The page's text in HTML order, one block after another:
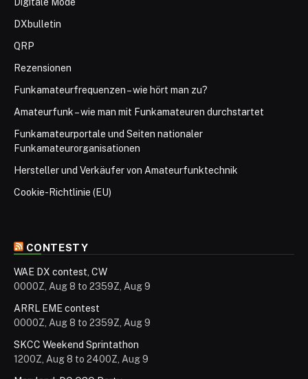
DXbulletin
QRP
Rezensionen
Funkamateurfrequenzen – wie hört man zu?
Amateurfunk – wie man mit Funkamateuren durchstartet
Funkamateurportale und Seiten nationaler
Funkamateurorganisationen
Hersteller und Verkäufer von Amateurfunktechnik
Cookie-Richtlinie (EU)
CONTESTY
WAE DX contest, CW
0000Z, Aug 8 to 2359Z, Aug 9
ARRL EME contest
0000Z, Aug 8 to 2359Z, Aug 9
SKCC Weekend Sprintathon
1200Z, Aug 8 to 2400Z, Aug 9